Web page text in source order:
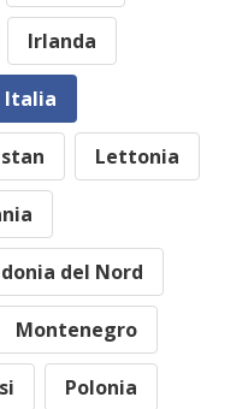
Irlanda
Italia
Lettonia
del Nord
Montenegro
Polonia